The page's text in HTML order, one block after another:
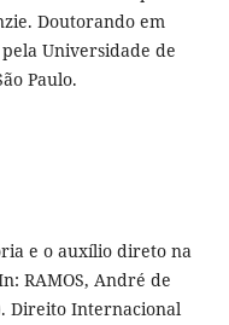
Doutorando em
Universidade de
Paulo.
e o auxílio direto na
RAMOS, André de
Direito Internacional